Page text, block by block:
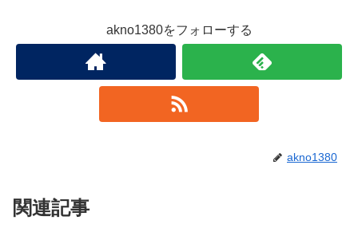
akno1380をフォローする
akno1380
関連記事